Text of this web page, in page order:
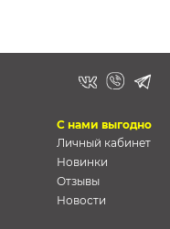
С нами выгодно
Личный кабинет
Новинки
Отзывы
Новости